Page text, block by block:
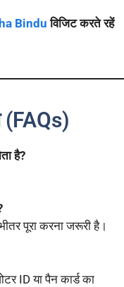
Bindu विजिट करते रहें
(FAQs)
है?
पूरा करना जरूरी है।
ID या पैन कार्ड का